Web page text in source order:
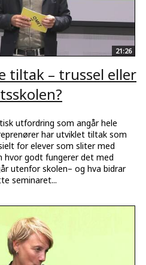
21:26
tiltak – trussel eller
utfordring som angår hele
har utviklet tiltak som
for elever som sliter med
hvor godt fungerer det med
utenfor skolen– og hva bidrar
seminaret...